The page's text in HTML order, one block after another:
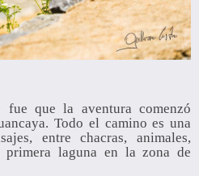
que la aventura comenzó
Todo el camino es una
entre chacras, animales,
laguna en la zona de